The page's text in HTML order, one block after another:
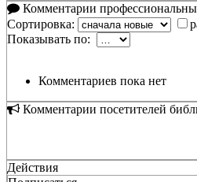
Комментарии
Сортировка:
Показывать по:
Комментариев пока нет
Комментарии посетителей
Действия